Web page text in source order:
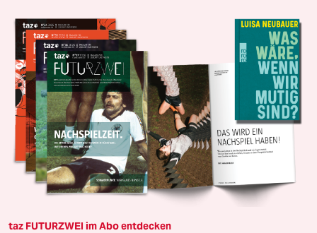
taz FUTURZWEI im Abo entdecken